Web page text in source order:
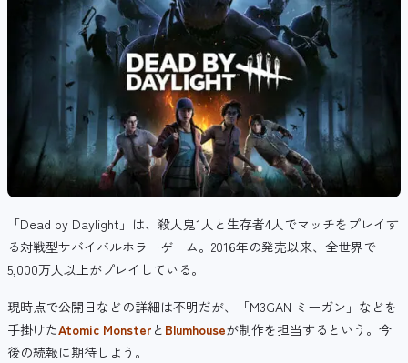
「Dead by Daylight」は、殺人鬼1人と生存者4人でマッチをプレイす
る対戦型サバイバルホラーゲーム。2016年の発売以来、全世界で
5,000万人以上がプレイしている。
現時点で公開日などの詳細は不明だが、「M3GAN ミーガン」などを
手掛けたAtomic Monster と Blumhouseが制作を担当するという。今
後の続報に期待しよう。